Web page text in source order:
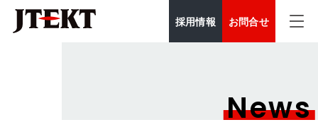
採用情報 お問合せ
News